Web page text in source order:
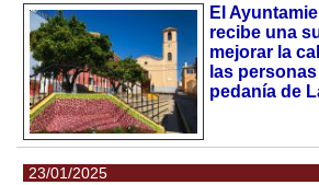
El
recibe una
mejorar la
las
pedanía de
23/01/2025